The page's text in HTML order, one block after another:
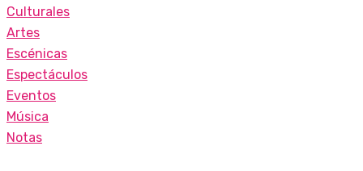
Culturales
Artes
Escénicas
Espectáculos
Eventos
Música
Notas